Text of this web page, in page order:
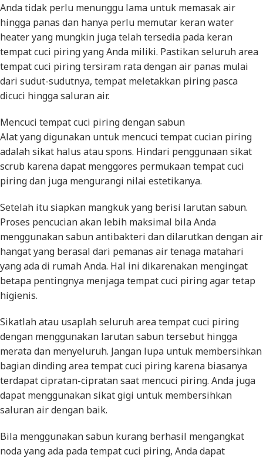
Anda tidak perlu menunggu lama untuk memasak air
hingga panas dan hanya perlu memutar keran water
heater yang mungkin juga telah tersedia pada keran
tempat cuci piring yang Anda miliki. Pastikan seluruh area
tempat cuci piring tersiram rata dengan air panas mulai
dari sudut-sudutnya, tempat meletakkan piring pasca
dicuci hingga saluran air.
Mencuci tempat cuci piring dengan sabun
Alat yang digunakan untuk mencuci tempat cucian piring
adalah sikat halus atau spons. Hindari penggunaan sikat
scrub karena dapat menggores permukaan tempat cuci
piring dan juga mengurangi nilai estetikanya.
Setelah itu siapkan mangkuk yang berisi larutan sabun.
Proses pencucian akan lebih maksimal bila Anda
menggunakan sabun antibakteri dan dilarutkan dengan air
hangat yang berasal dari pemanas air tenaga matahari
yang ada di rumah Anda. Hal ini dikarenakan mengingat
betapa pentingnya menjaga tempat cuci piring agar tetap
higienis.
Sikatlah atau usaplah seluruh area tempat cuci piring
dengan menggunakan larutan sabun tersebut hingga
merata dan menyeluruh. Jangan lupa untuk membersihkan
bagian dinding area tempat cuci piring karena biasanya
terdapat cipratan-cipratan saat mencuci piring. Anda juga
dapat menggunakan sikat gigi untuk membersihkan
saluran air dengan baik.
Bila menggunakan sabun kurang berhasil mengangkat
noda yang ada pada tempat cuci piring, Anda dapat